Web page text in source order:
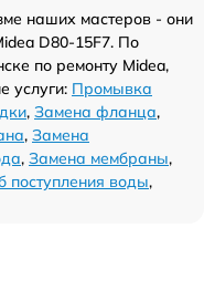
наших мастеров - они
D80-15F7. По
по ремонту Midea,
услуги: Промывка
, Замена фланца,
, Замена
, Замена мембраны,
поступления воды,